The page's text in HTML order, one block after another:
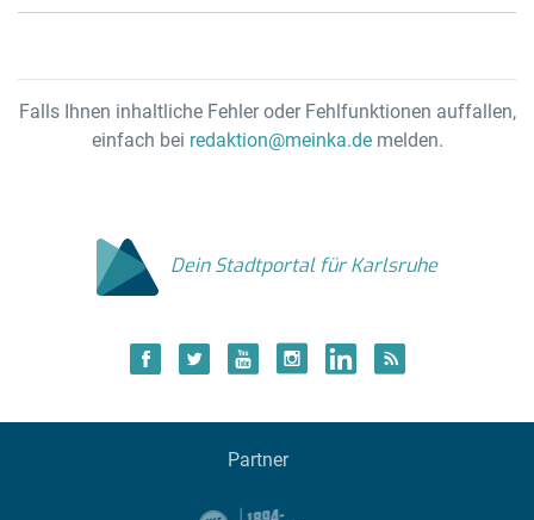
Falls Ihnen inhaltliche Fehler oder Fehlfunktionen auffallen,
einfach bei redaktion@meinka.demelden.
Dein Stadtportal für Karlsruhe
Partner